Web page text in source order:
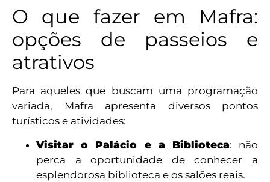
O que fazer em Mafra:
opções de passeios e
atrativos
Para aqueles que buscam uma programação
variada, Mafra apresenta diversos pontos
turísticos e atividades:
Visitar o Palácio e a Biblioteca: não
perca a oportunidade de conhecer a
esplendorosa biblioteca e os salões reais.